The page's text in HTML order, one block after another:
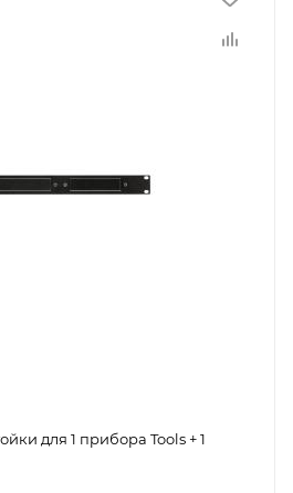
для 1 прибора Tools + 1